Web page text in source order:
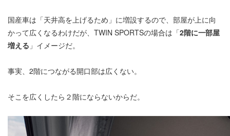
国産車は「天井高を上げるため」に増設するので、部屋が上に向
かって広くなるわけだが、TWIN SPORTSの場合は「2階に一部屋
増える 」イメージだ。
事実、2階につながる開口部は広くない。
そこを広くしたら２階にならないからだ。